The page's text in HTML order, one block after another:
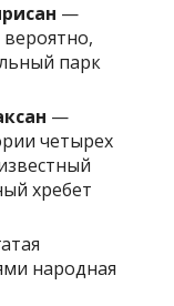
—
парк
—
четырех
хребет
народная